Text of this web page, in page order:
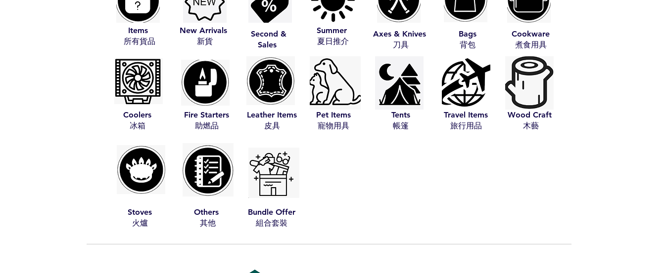
Items
​所有貨品
Coolers
​冰箱
New Arrivals
​新貨
Fire Starters
​助燃品
Second &
Sales
Leather Items
​皮具
Summer
​夏日推介
Pet Items
​寵物用具
Axes & Knives
​刀具
Tents
​帳篷
Bags
​背包
Travel Items
​旅行用品
Cookware
​煮食用具
Wood Craft
​木藝
Stoves
​火爐
Others
​其他
Bundle Offer
​組合套裝​​